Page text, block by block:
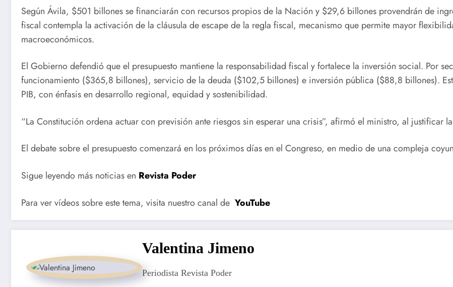
Según Ávila, $501 billones se financiarán con recursos propios de la Nación y $29,6 billones provendrán de
fiscal contempla la activación de la cláusula de escape de la regla fiscal, mecanismo que permite mayor
macroeconómicos.
El Gobierno defendió que el presupuesto mantiene la responsabilidad fiscal y fortalece la inversión social. Por
funcionamiento ($365,8 billones), servicio de la deuda ($102,5 billones) e inversión pública ($88,8 billones).
PIB, con énfasis en desarrollo regional, equidad y sostenibilidad.
“La Constitución ordena actuar con previsión ante riesgos sin esperar una crisis”, afirmó el ministro, al justificar
El debate sobre el presupuesto comenzará en los próximos días en el Congreso, en medio de una compleja
Sigue leyendo más noticias en Revista Poder
Para ver vídeos sobre este tema, visita nuestro canal de YouTube
Valentina Jimeno
Periodista Revista Poder